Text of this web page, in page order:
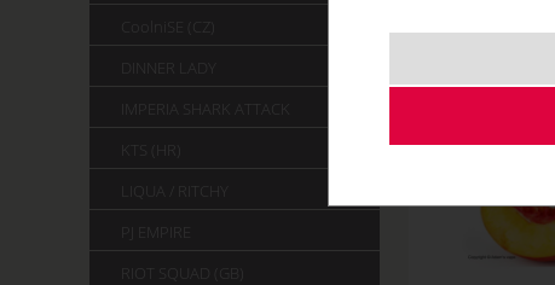
DINNER LADY
IMPERIA SHARK ATTACK
KTS (HR)
LIQUA / RITCHY
PJ EMPIRE
RIOT SQUAD (GB)